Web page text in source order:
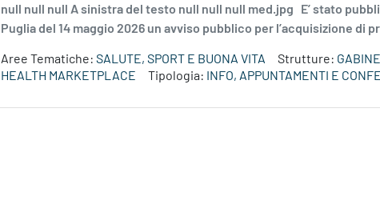
null null null A sinistra del testo null null null med.jpg E’ stato
Puglia del 14 maggio 2026 un avviso pubblico per l’acquisizione di
Aree Tematiche: SALUTE, SPORT E BUONA VITA Strutture:
HEALTH MARKETPLACE
Tipologia: INFO, APPUNTAMENTI E